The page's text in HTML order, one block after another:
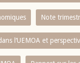
Note
l‘UEMOA et